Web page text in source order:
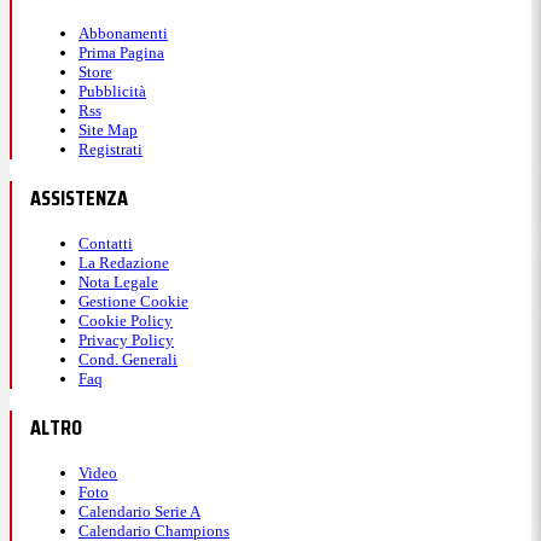
di Sinner.
22:12
Tabur non molla, ma è 3-1
Tabur sta impegnandosi al massimo, costringe
Sinner ai vantaggi, ma alla fine cede anche in questo
game: l'altoatesino mette a segno due ace, di cui il
primo sulla seconda di servizio.
Break importantissimo per
Abbonamenti
Prima Pagina
Store
Pubblicità
Rss
Site Map
Registrati
ASSISTENZA
Contatti
La Redazione
Nota Legale
Gestione Cookie
Cookie Policy
Privacy Policy
Cond. Generali
Faq
ALTRO
Video
Foto
Calendario Serie A
Calendario Champions